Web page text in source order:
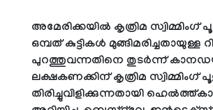
അമേരിക്കയില്‍ കൃത്രിമ സ്വിമ്മിംഗ്
ഒമ്പത് കുട്ടികള്‍ മുങ്ങിമരിച്ചതായുള്ള
പുറത്തുവന്നതിനെ തുടര്‍ന്ന്
ലക്ഷകണക്കിന് കൃത്രിമ സ്വിമ്മിംഗ്
തിരിച്ചുവിളിക്കുന്നതായി